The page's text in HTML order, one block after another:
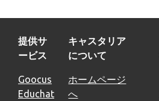
提供サ
ービス
Goocus
Educhat
キャスタリア
について
ホームページ
へ